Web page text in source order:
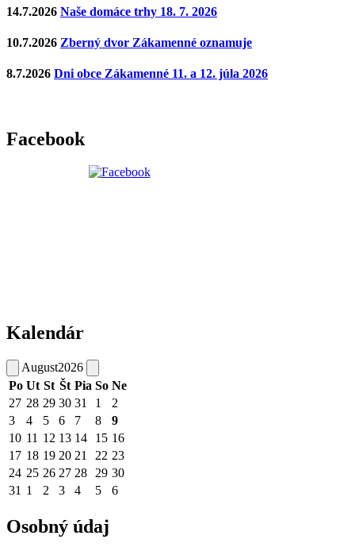
14.7.2026 Naše domáce trhy 18. 7. 2026
10.7.2026 Zberný dvor Zákamenné oznamuje
8.7.2026 Dni obce Zákamenné 11. a 12. júla 2026
Facebook
Kalendár
August2026
Po Ut St Št Pia So Ne
27 28 29 30 31 1
2
3
4 5 6 7 8
9
10 11 12 13 14 15 16
17 18 19 20 21 22 23
24 25 26 27 28 29 30
31 1 2 3 4 5 6
Osobný údaj